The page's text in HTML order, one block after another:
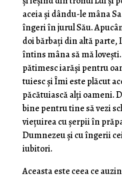
aceia şi dându-le mâna
îngeri în jurul Său.
doi bărbaţi din altă parte,
întins mâna să mă
pătimesc iarăşi pentru
tuiesc şi Îmi este plăcut
păcătuiască alţi oameni.
bine pentru tine să vezi
vieţuirea cu şerpii în
Dum­nezeu şi cu îngerii
iubitori.
Aceasta este ceea ce